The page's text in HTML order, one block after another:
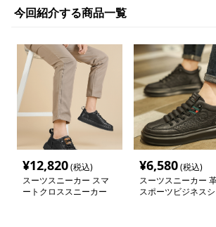
今回紹介する商品一覧
¥12,820(税込)
スーツスニーカー スマ
ートクロススニーカー
¥6,580(税込)
スーツスニーカー
スポーツビジネス